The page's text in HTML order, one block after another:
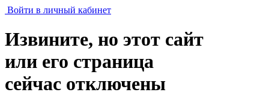
Войти в личный кабинет
Извините, но этот сайт
или его страница
сейчас отключены